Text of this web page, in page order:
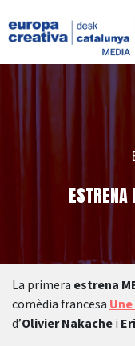
La primera estrena
comèdia francesa
d’Olivier Nakachei